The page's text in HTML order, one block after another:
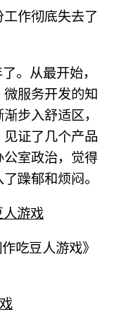
作彻底失去了
。从最开始，
服务开发的知
步入舒适区，
证了几个产品
室政治，觉得
躁郁和烦闷。
游戏
吃豆人游戏》